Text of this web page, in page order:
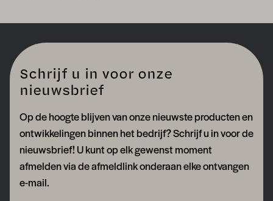
Schrijf u in voor onze
nieuwsbrief
Op de hoogte blijven van onze nieuwste producten en
ontwikkelingen binnen het bedrijf? Schrijf u in voor de
nieuwsbrief! U kunt op elk gewenst moment
afmelden via de afmeldlink onderaan elke ontvangen
e-mail.